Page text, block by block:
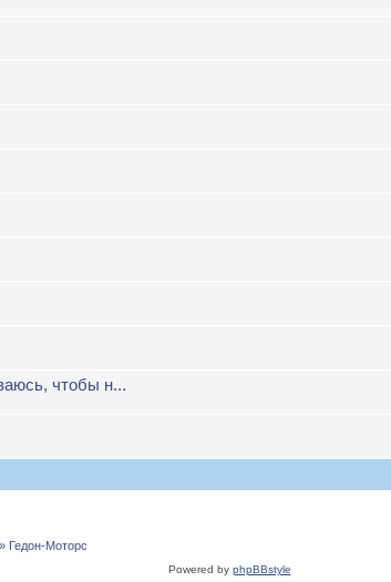
чтобы н...
» Гедон-Моторс
Powered by phpBBstyle